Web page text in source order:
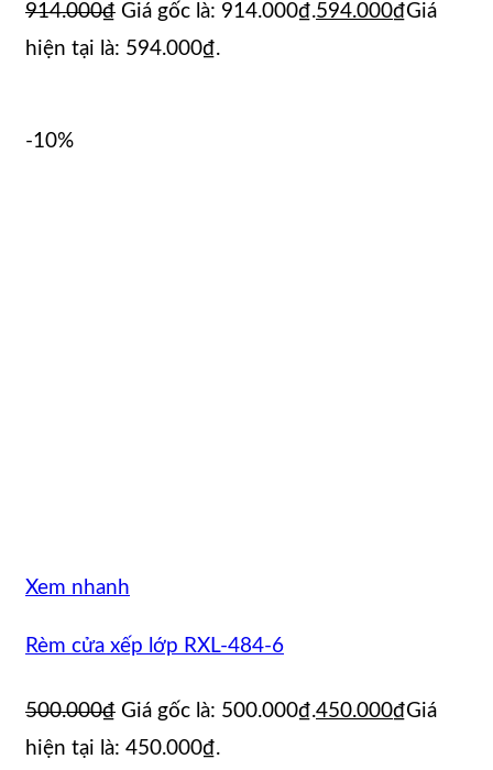
914.000₫ Giá gốc là: 914.000₫.594.000₫Giá
hiện tại là: 594.000₫.
-10%
Xem nhanh
Rèm cửa xếp lớp RXL-484-6
500.000₫ Giá gốc là: 500.000₫.450.000₫Giá
hiện tại là: 450.000₫.